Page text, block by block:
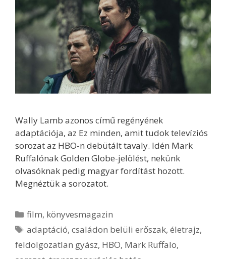
Wally Lamb azonos című regényének
adaptációja, az Ez minden, amit tudok televíziós
sorozat az HBO-n debütált tavaly. Idén Mark
Ruffalónak Golden Globe-jelölést, nekünk
olvasóknak pedig magyar fordítást hozott.
Megnéztük a sorozatot.
Kategória
film, könyvesmagazin
Címkék
adaptáció,családon belüli erőszak,életrajz,
feldolgozatlan gyász, HBO, Mark Ruffalo,